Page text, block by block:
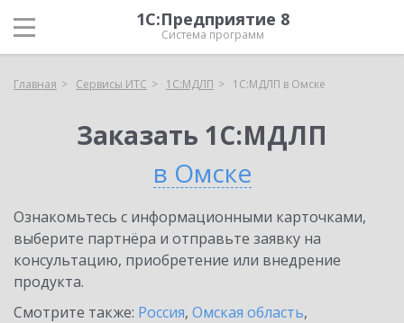
1С:Предприятие 8
Система программ
Главная Сервисы ИТС 1С:МДЛП 1С:МДЛП в Омске
Заказать 1С:МДЛП
в Омске
Ознакомьтесь с информационными карточками,
выберите партнёра и отправьте заявку на
консультацию, приобретение или внедрение
продукта.
Смотрите также: Россия, Омская область,